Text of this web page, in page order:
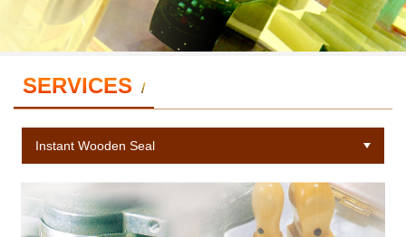
SERVICES /
Instant Wooden Seal